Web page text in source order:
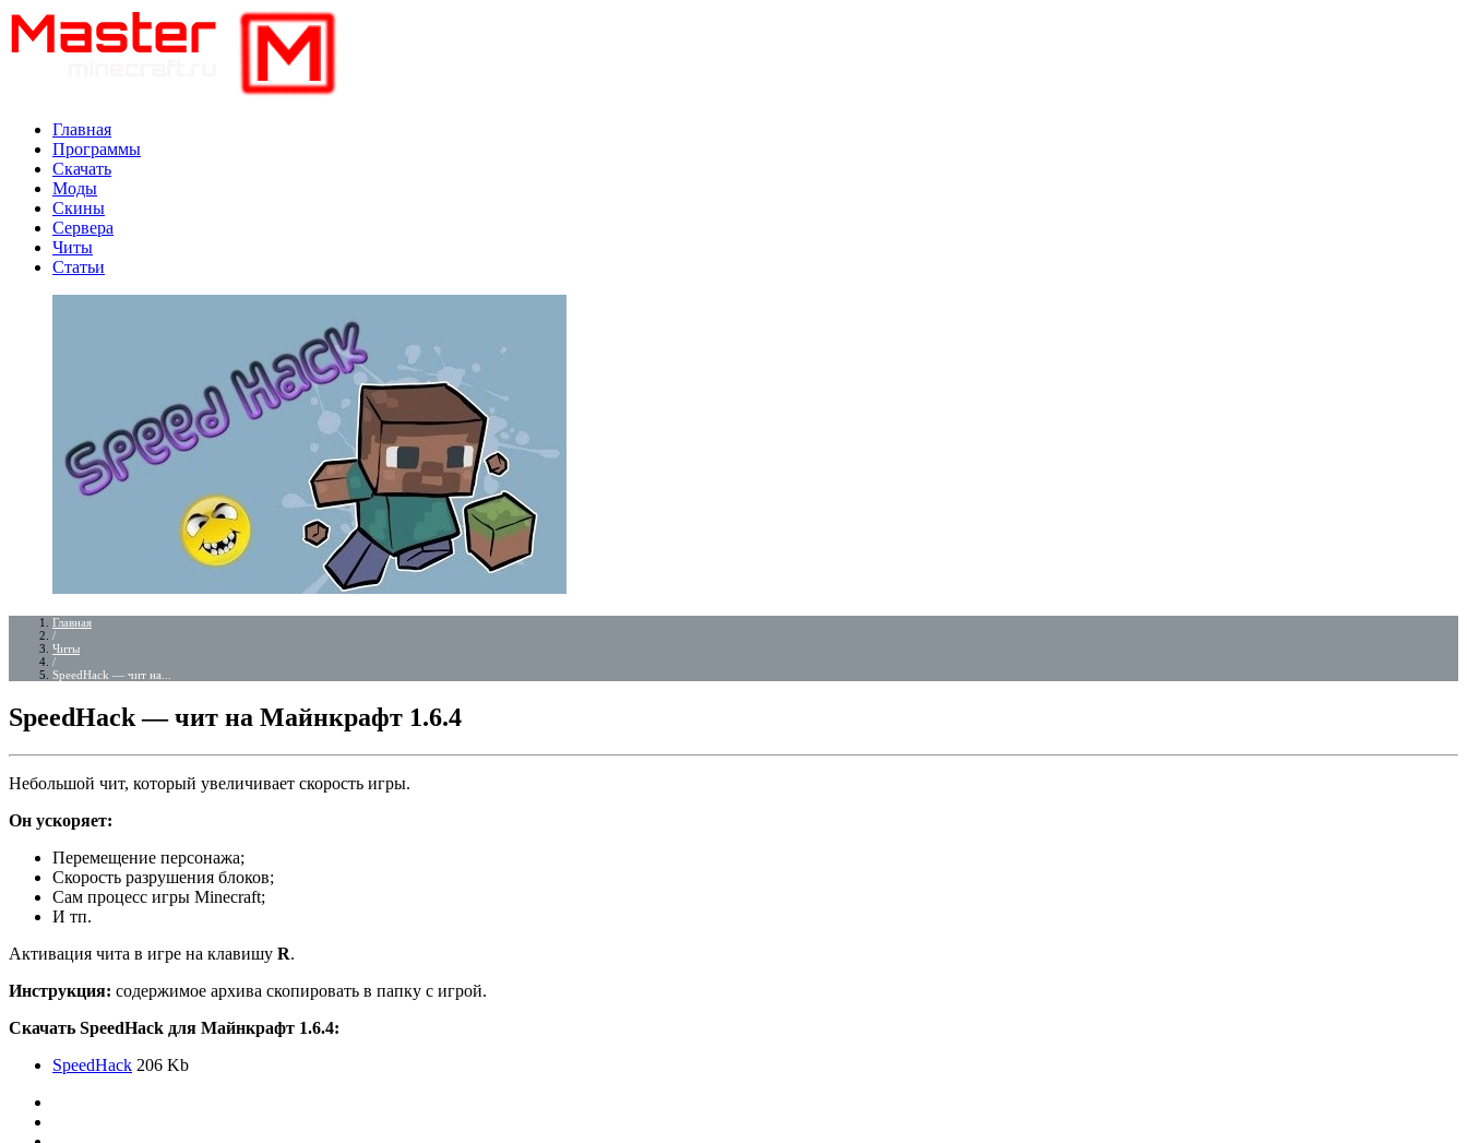
Главная
Программы
Скачать
Моды
Скины
Сервера
Читы
Статьи
Главная
/
Читы
/
SpeedHack — чит на...
SpeedHack — чит на Майнкрафт 1.6.4
Небольшой чит, который увеличивает скорость игры.
Он ускоряет:
Перемещение персонажа;
Скорость разрушения блоков;
Сам процесс игры Minecraft;
И тп.
Активация чита в игре на клавишу R.
Инструкция: содержимое архива скопировать в папку с игрой.
Скачать SpeedHack для Майнкрафт 1.6.4:
SpeedHack 206 Kb